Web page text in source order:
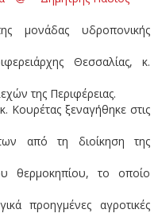
μονάδας υδροπονικής
Θεσσαλίας, κ.
της Περιφέρειας.
Κουρέτας ξεναγήθηκε στις
από τη διοίκηση της
θερμοκηπίου, το οποίο
προηγμένες αγροτικές